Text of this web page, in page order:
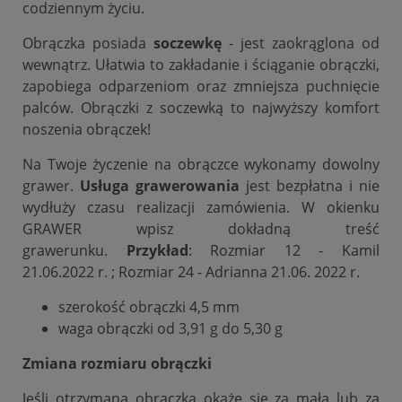
codziennym życiu.
Obrączka posiada soczewkę - jest zaokrąglona od
wewnątrz. Ułatwia to zakładanie i ściąganie obrączki,
zapobiega odparzeniom oraz zmniejsza puchnięcie
palców. Obrączki z soczewką to najwyższy komfort
noszenia obrączek!
Na Twoje życzenie na obrączce wykonamy dowolny
grawer. Usługa grawerowania jest bezpłatna i nie
wydłuży czasu realizacji zamówienia. W okienku
GRAWER wpisz dokładną treść
grawerunku.
Przykład: Rozmiar 12 - Kamil
21.06.2022 r. ; Rozmiar 24 - Adrianna 21.06. 2022 r.
szerokość obrączki 4,5 mm
waga obrączki od 3,91 g do 5,30 g
Zmiana rozmiaru obrączki